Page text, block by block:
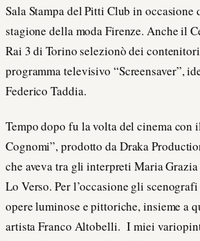
Sala Stampa del Pitti Club in
stagione della moda Firenze. Anche il
Rai 3 di Torino selezionò dei
programma televisivo “Screensaver”,
Federico Taddia.
Tempo dopo fu la volta del cinema con
Cognomi”, prodotto da Draka
che aveva tra gli interpreti Maria
Lo Verso. Per l’occasione gli
opere luminose e pittoriche, insieme a
artista Franco Altobelli. I miei